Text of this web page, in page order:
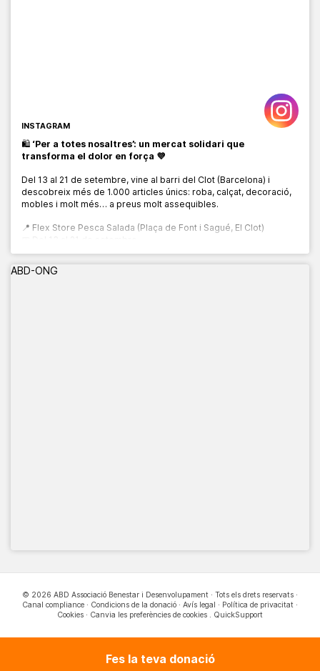
INSTAGRAM
🛍️ ‘Per a totes nosaltres’: un mercat solidari que
transforma el dolor en força 💜
Del 13 al 21 de setembre, vine al barri del Clot (Barcelona) i
descobreix més de 1.000 articles únics: roba, calçat, decoració,
mobles i molt més… a preus molt assequibles.
📍 Flex Store Pesca Salada (Plaça de Font i Sagué, El Clot)
🕙 De 10:00 a 20:00 h
ABD-ONG
© 2026 ABD Associació Benestar i Desenvolupament · Tots els drets reservats ·
Canal compliance · Condicions de la donació · Avís legal · Política de privacitat ·
Cookies · Canvia les preferències de cookies . QuickSupport
Fes la teva donació